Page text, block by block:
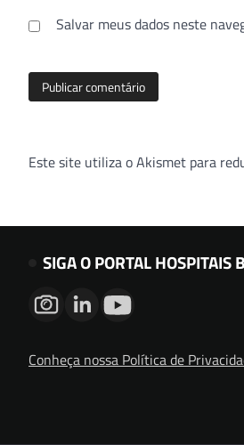
Salvar meus dados neste
Este site utiliza o Akismet para
SIGA O PORTAL HOSPITAIS
Conheça nossa Política de